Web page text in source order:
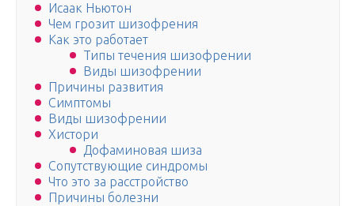
Исаак Ньютон
Чем грозит шизофрения
Как это работает
Типы течения шизофрении
Виды шизофрении
Причины развития
Симптомы
Виды шизофрении
Хистори
Дофаминовая шиза
Сопутствующие синдромы
Что это за расстройство
Причины болезни